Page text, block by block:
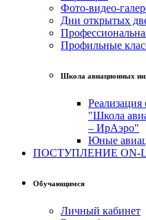
Фото-видео-
Дни открытых
Профильные
Школа авиационных
Реализация
"Школа
– ИрАэро"
Юные
ПОСТУПЛЕНИЕ ON-
Обучающимся
Личный кабинет